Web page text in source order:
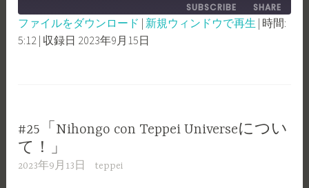
10
SECONDS
FORWARD
30
SUBSCRIBE SHARE
SHARE
ファイルをダウンロード | 新規ウィンドウで再生 | 時間:
5:12 | 収録日 2023年9月15日
#25「Nihongo con Teppei Universeについ
て！」
2023年9月13日 teppei